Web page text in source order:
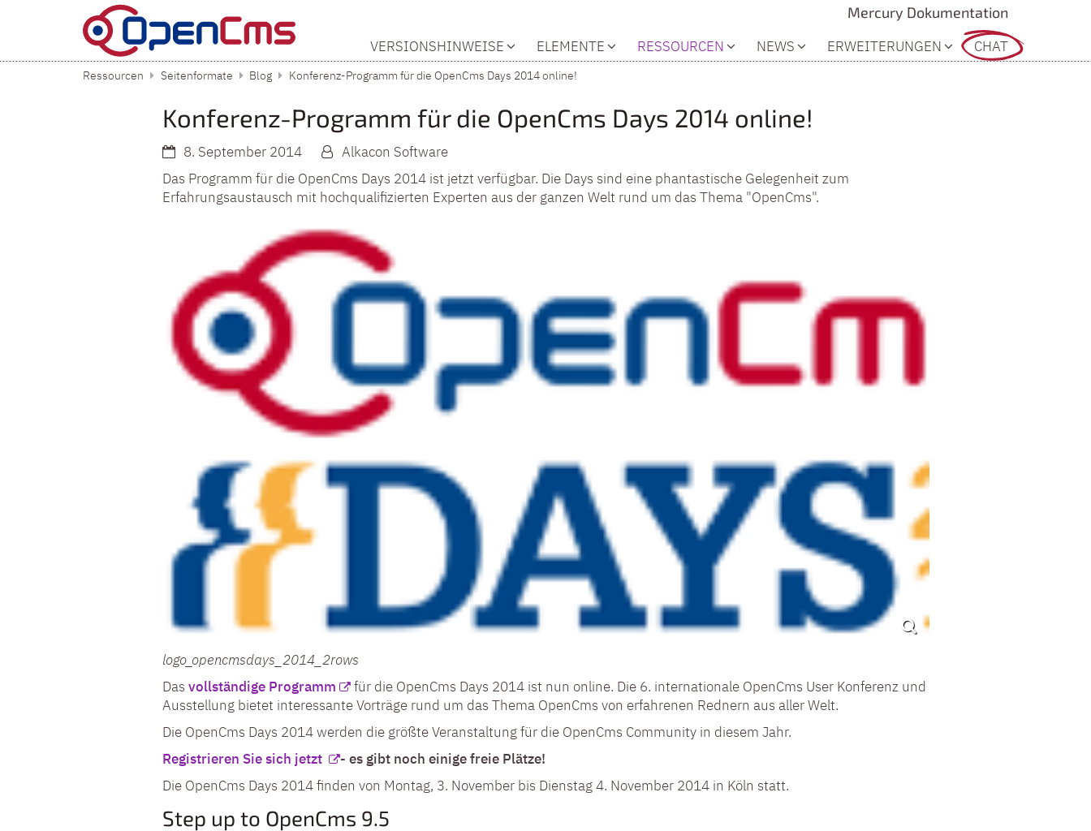
Zum Inhalt springen
Mercury Dokumentation
VERSIONSHINWEISE
ELEMENTE RESSOURCEN NEWS ERWEITERUNGEN CHAT
Ressourcen Seitenformate Blog Konferenz-Programm für die OpenCms Days 2014 online!
Konferenz-Programm für die OpenCms Days 2014 online!
8. September 2014
Alkacon Software
Das Programm für die OpenCms Days 2014 ist jetzt verfügbar. Die Days sind eine phantastische Gelegenheit zum
Erfahrungsaustausch mit hochqualifizierten Experten aus der ganzen Welt rund um das Thema "OpenCms".
logo_opencmsdays_2014_2rows
Das vollständige Programm
für die OpenCms Days 2014 ist nun online. Die 6. internationale OpenCms User Konferenz und
Ausstellung bietet interessante Vorträge rund um das Thema OpenCms von erfahrenen Rednern aus aller Welt.
Die OpenCms Days 2014 werden die größte Veranstaltung für die OpenCms Community in diesem Jahr.
Registrieren Sie sich jetzt
- es gibt noch einige freie Plätze!
Die OpenCms Days 2014 finden von Montag, 3. November bis Dienstag 4. November 2014 in Köln statt.
Step up to OpenCms 9.5